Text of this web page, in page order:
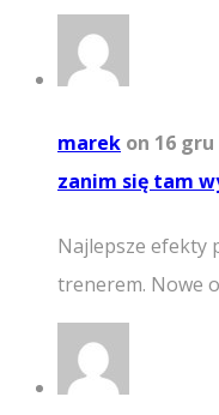
marek on 16 gru
zanim się tam
Najlepsze efekty
trenerem. Nowe